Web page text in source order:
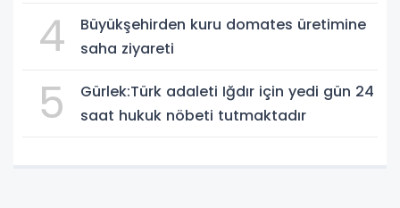
4
Büyükşehirden kuru domates üretimine
saha ziyareti
5
Gürlek:Türk adaleti Iğdır için yedi gün 24
saat hukuk nöbeti tutmaktadır